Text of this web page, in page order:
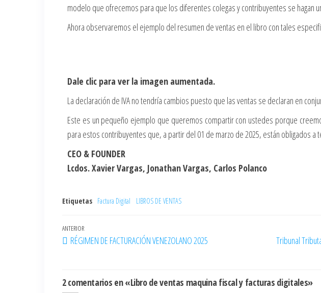
modelo que ofrecemos para que los diferentes colegas y contribuyentes se hagan
Ahora observaremos el ejemplo del resumen de ventas en el libro con tales
Dale clic para ver la imagen aumentada.
La declaración de IVA no tendría cambios puesto que las ventas se declaran en
Este es un pequeño ejemplo que queremos compartir con ustedes porque
para estos contribuyentes que, a partir del 01 de marzo de 2025, están obligados a
CEO & FOUNDER
Lcdos. Xavier Vargas, Jonathan Vargas, Carlos Polanco
Etiquetas Factura Digital LIBROS DE VENTAS
ANTERIOR
RÉGIMEN DE FACTURACIÓN VENEZOLANO 2025
Tribunal
2 comentarios en «Libro de ventas maquina fiscal y facturas digitales»